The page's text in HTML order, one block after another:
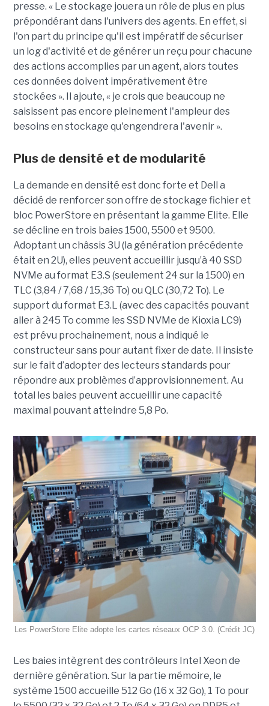
presse. « Le stockage jouera un rôle de plus en plus
prépondérant dans l'univers des agents. En effet, si
l'on part du principe qu'il est impératif de sécuriser
un log d'activité et de générer un reçu pour chacune
des actions accomplies par un agent, alors toutes
ces données doivent impérativement être
stockées ». Il ajoute, « je crois que beaucoup ne
saisissent pas encore pleinement l'ampleur des
besoins en stockage qu'engendrera l'avenir ».
Plus de densité et de modularité
La demande en densité est donc forte et Dell a
décidé de renforcer son offre de stockage fichier et
bloc PowerStore en présentant la gamme Elite. Elle
se décline en trois baies 1500, 5500 et 9500.
Adoptant un châssis 3U (la génération précédente
était en 2U), elles peuvent accueillir jusqu’à 40 SSD
NVMe au format E3.S (seulement 24 sur la 1500) en
TLC (3,84 / 7,68 / 15,36 To) ou QLC (30,72 To). Le
support du format E3.L (avec des capacités pouvant
aller à 245 To comme les SSD NVMe de Kioxia LC9)
est prévu prochainement, nous a indiqué le
constructeur sans pour autant fixer de date. Il insiste
sur le fait d’adopter des lecteurs standards pour
répondre aux problèmes d’approvisionnement. Au
total les baies peuvent accueillir une capacité
maximal pouvant atteindre 5,8 Po.
Les PowerStore Elite adopte les cartes réseaux OCP 3.0. (Crédit JC)
Les baies intègrent des contrôleurs Intel Xeon de
dernière génération. Sur la partie mémoire, le
système 1500 accueille 512 Go (16 x 32 Go), 1 To pour